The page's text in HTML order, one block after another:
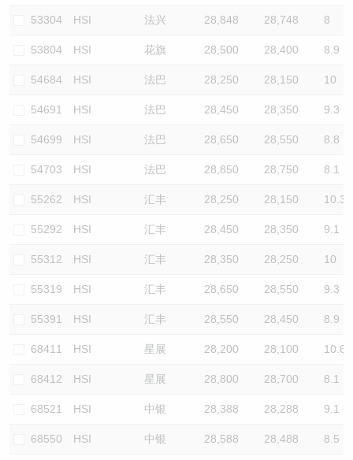
53304 HSI 法兴 28,848 28,748 8
53804 HSI 花旗 28,500 28,400 8.9
54684 HSI 法巴 28,250 28,150 10
54691 HSI 法巴 28,450 28,350 9.3
54699 HSI 法巴 28,650 28,550 8.8
54703 HSI 法巴 28,850 28,750 8.1
55262 HSI 汇丰 28,250 28,150 10.3
55292 HSI 汇丰 28,450 28,350 9.1
55312 HSI 汇丰 28,350 28,250 10
55319 HSI 汇丰 28,650 28,550 9.3
55391 HSI 汇丰 28,550 28,450 8.9
68411 HSI 星展 28,200 28,100 10.6
68412 HSI 星展 28,800 28,700 8.1
68521 HSI 中银 28,388 28,288 9.1
68550 HSI 中银 28,588 28,488 8.5